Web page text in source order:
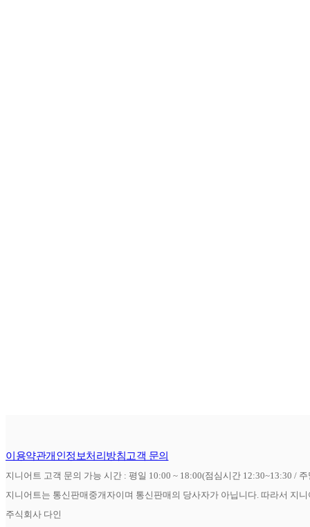
이용약관개인정보처리방침고객 문의
지니어트 고객 문의 가능 시간 : 평일 10:00 ~ 18:00(점심시간 12:30~13:30 /
지니어트는 통신판매중개자이며 통신판매의 당사자가 아닙니다. 따라서 지
주식회사 다인